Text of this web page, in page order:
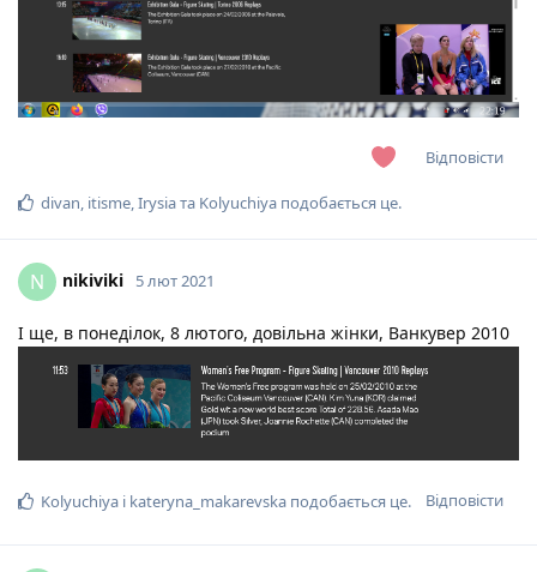
Відповісти
divan, itisme,Irysiaта Kolyuchiya подобається це.
N nikiviki 5 лют 2021
І ще, в понеділок, 8 лютого, довільна жінки, Ванкувер 2010
Відповісти
Kolyuchiya і kateryna_makarevska подобається це.